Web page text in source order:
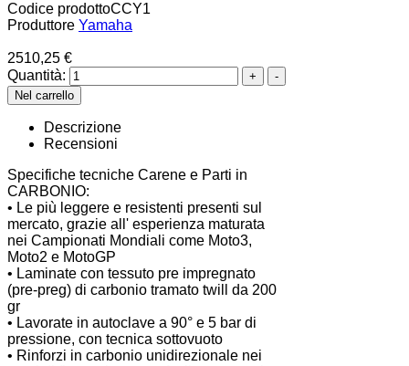
Codice prodottoCCY1
Produttore Yamaha
2510,25 €
Quantità:
Descrizione
Recensioni
Specifiche tecniche Carene e Parti in
CARBONIO:
• Le più leggere e resistenti presenti sul
mercato, grazie all' esperienza maturata
nei Campionati Mondiali come Moto3,
Moto2 e MotoGP
• Laminate con tessuto pre impregnato
(pre-preg) di carbonio tramato twill da 200
gr
• Lavorate in autoclave a 90° e 5 bar di
pressione, con tecnica sottovuoto
• Rinforzi in carbonio unidirezionale nei